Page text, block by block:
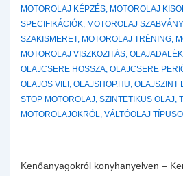
MOTOROLAJ KÉPZÉS, MOTOROLAJ
SPECIFIKÁCIÓK, MOTOROLAJ
SZAKISMERET, MOTOROLAJ TRÉNING,
MOTOROLAJ VISZKOZITÁS,
OLAJCSERE HOSSZA, OLAJCSERE
OLAJOS VILI , OLAJSHOP.HU, OLAJSZINT
STOP MOTOROLAJ, SZINTETIKUS OLAJ,
MOTOROLAJOKRÓL, VÁLTÓOLAJ
Kenőanyagokról konyhanyelven –